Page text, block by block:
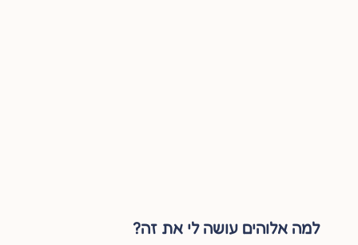
למה אלוהים עושה לי את זה?